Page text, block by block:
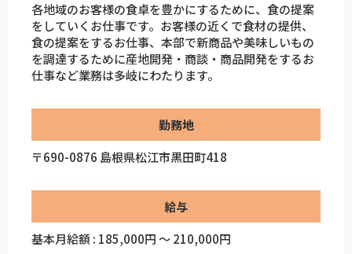
各地域のお客様の食卓を豊かにするために、食の提案
をしていくお仕事です。お客様の近くで食材の提供、
食の提案をするお仕事、本部で新商品や美味しいもの
を調達するために産地開発・商談・商品開発をするお
仕事など業務は多岐にわたります。
勤務地
〒690-0876 島根県松江市黒田町418
給与
基本月給額 : 185,000円 ～ 210,000円